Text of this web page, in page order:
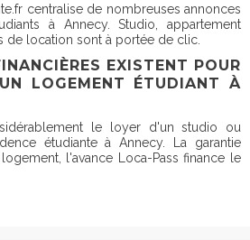
centralise de nombreuses annonces
à Annecy. Studio, appartement
de location sont à portée de clic.
EXISTENT POUR
LOGEMENT ÉTUDIANT À
le loyer d'un studio ou
étudiante à Annecy. La garantie
l'avance Loca-Pass finance le